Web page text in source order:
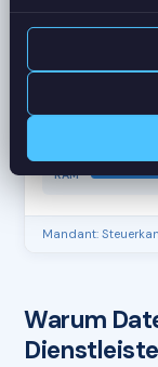
CPU
RAM
Mandant:
Warum